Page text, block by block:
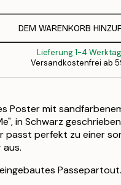
DEM WARENKORB
Lieferung 1-4
Versandkostenfrei ab
Poster mit
in Schwarz
passt perfekt zu einer
Passepartout.